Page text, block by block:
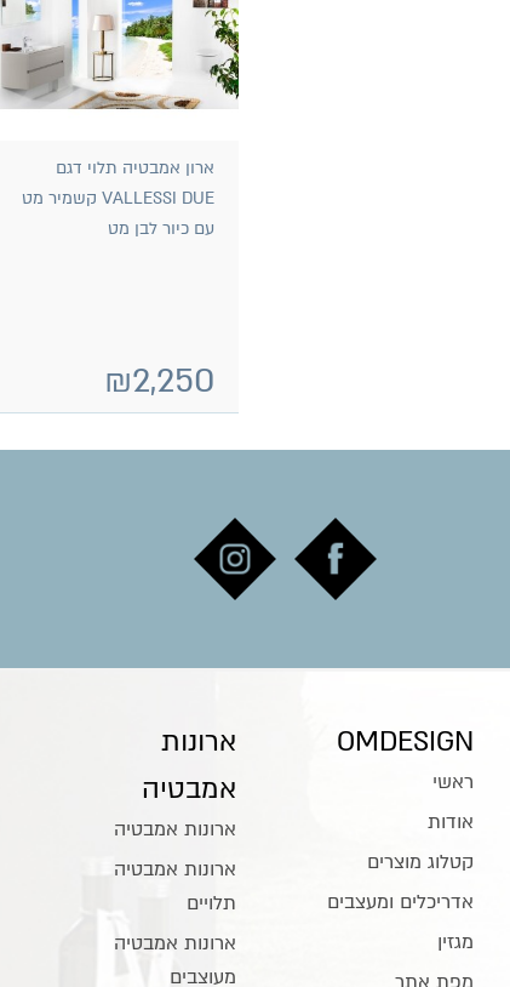
ארון אמבטיה תלוי דגם
VALLESSI DUE קשמיר מט
עם כיור לבן מט
₪2,250
OMDESIGN
ראשי
אודות
קטלוג מוצרים
אדריכלים ומעצבים
מגזין
ארונות
אמבטיה
ארונות אמבטיה
ארונות אמבטיה
תלויים
ארונות אמבטיה
מעוצבים